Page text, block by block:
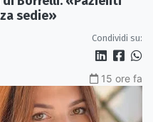
sedie»
Condividi su:
15 ore fa